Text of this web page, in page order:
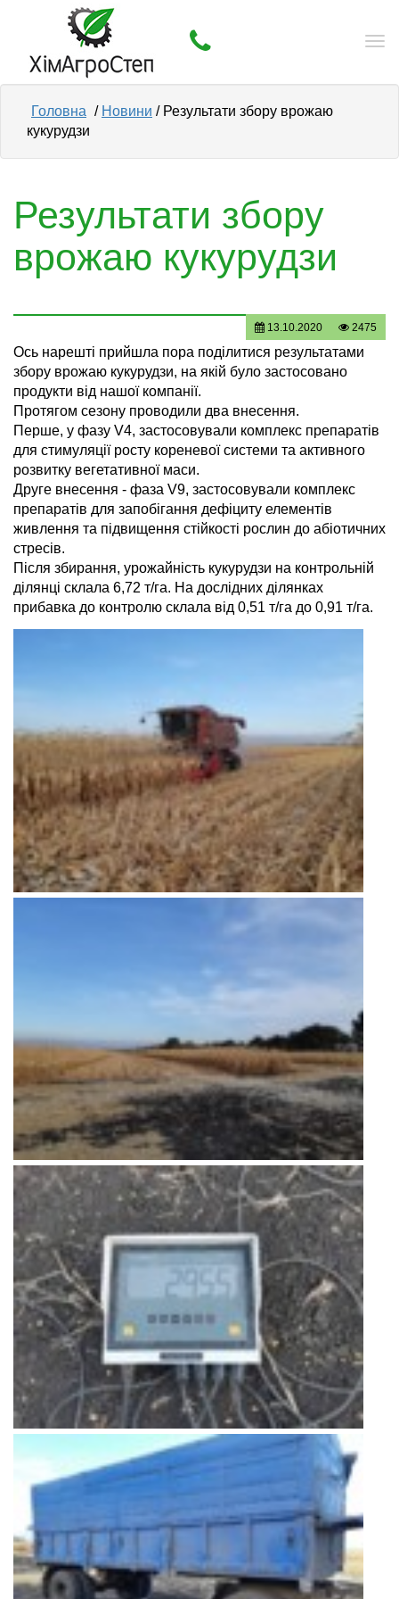
Головна / Новини / Результати збору врожаю
кукурудзи
Результати збору
врожаю кукурудзи
13.10.2020 2475
Ось нарешті прийшла пора поділитися результатами
збору врожаю кукурудзи, на якій було застосовано
продукти від нашої компанії.
Протягом сезону проводили два внесення.
Перше, у фазу V4, застосовували комплекс препаратів
для стимуляції росту кореневої системи та активного
розвитку вегетативної маси.
Друге внесення - фаза V9, застосовували комплекс
препаратів для запобігання дефіциту елементів
живлення та підвищення стійкості рослин до абіотичних
стресів.
Після збирання, урожайність кукурудзи на контрольній
ділянці склала 6,72 т/га. На дослідних ділянках
прибавка до контролю склала від 0,51 т/га до 0,91 т/га.